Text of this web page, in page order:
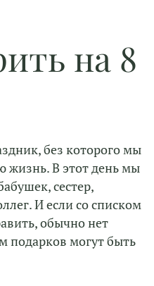
на 8
без которого мы
жизнь. В этот день мы
сестер,
И если со списком
обычно нет
подарков могут быть